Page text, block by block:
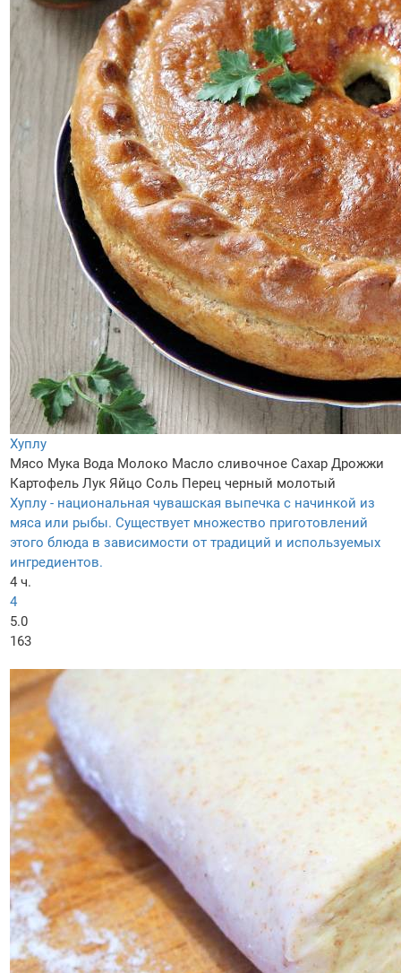
Хуплу
Мясо Мука Вода Молоко Масло сливочное Сахар Дрожжи
Картофель Лук Яйцо Соль Перец черный молотый
Хуплу - национальная чувашская выпечка с начинкой из
мяса или рыбы. Существует множество приготовлений
этого блюда в зависимости от традиций и используемых
ингредиентов.
4 ч.
4
5.0
163